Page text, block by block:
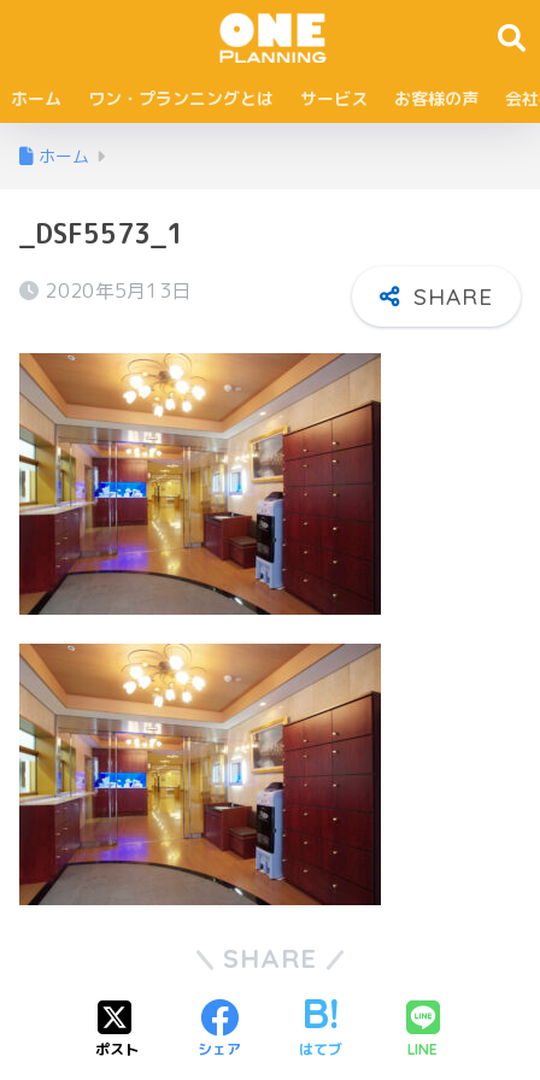
ホーム ワン・プランニングとは サービス お客様の声 会
ホーム
_DSF5573_1
2020年5月13日
SHARE
ポスト シェア はてブ LINE